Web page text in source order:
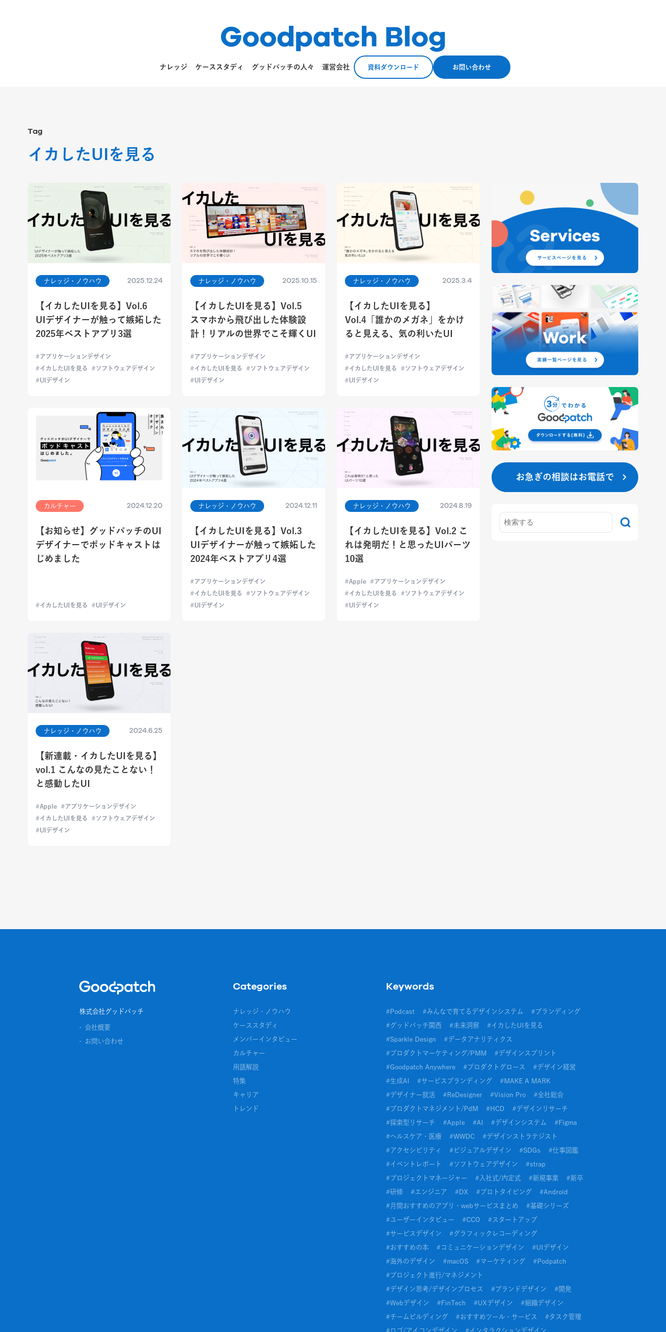
ナレッジ ケーススタディ グッドパッチの人々 運営会社 資料ダウンロード お問い合わせ
Tag
イカしたUIを見る
ナレッジ・ノウハウ 2025.12.24
【イカしたUIを見る】Vol.6
UIデザイナーが触って嫉妬した
2025年ベストアプリ3選
アプリケーションデザイン
イカしたUIを見る
ソフトウェアデザイン
UIデザイン
ナレッジ・ノウハウ 2025.10.15
【イカしたUIを見る】Vol.5
スマホから飛び出した体験設
計！リアルの世界でこそ輝くUI
アプリケーションデザイン
イカしたUIを見る
ソフトウェアデザイン
UIデザイン
ナレッジ・ノウハウ 2025.3.4
【イカしたUIを見る】
Vol.4「誰かのメガネ」をかけ
ると見える、気の利いたUI
アプリケーションデザイン
イカしたUIを見る
ソフトウェアデザイン
UIデザイン
カルチャー 2024.12.20
【お知らせ】グッドパッチのUI
デザイナーでポッドキャストは
じめました
イカしたUIを見る UIデザイン
ナレッジ・ノウハウ 2024.12.11
【イカしたUIを見る】Vol.3
UIデザイナーが触って嫉妬した
2024年ベストアプリ4選
アプリケーションデザイン
イカしたUIを見る
ソフトウェアデザイン
UIデザイン
ナレッジ・ノウハウ 2024.8.19
【イカしたUIを見る】Vol.2 こ
れは発明だ！と思ったUIパーツ
10選
Apple
アプリケーションデザイン
イカしたUIを見る
ソフトウェアデザイン
UIデザイン
ナレッジ・ノウハウ 2024.6.25
【新連載・イカしたUIを見る】
vol.1 こんなの見たことない！
と感動したUI
Apple
アプリケーションデザイン
イカしたUIを見る
ソフトウェアデザイン
UIデザイン
お急ぎの相談はお電話で
株式会社グッドパッチ
会社概要
お問い合わせ
Categories
ナレッジ・ノウハウ
ケーススタディ
メンバーインタビュー
カルチャー
用語解説
特集
キャリア
トレンド
Keywords
# Podcast #みんなで育てるデザインシステム # ブランディング
# グッドパッチ関西 #未来洞察 # イカしたUIを見る
#Sparkle Design #データアナリティクス
# プロダクトマーケティング/PMM #デザインスプリント
#Goodpatch Anywhere # プロダクトグロース #デザイン経営
#生成AI #サービスブランディング # MAKE A MARK
#デザイナー就活 # ReDesigner #Vision Pro #全社総会
# プロダクトマネジメント/PdM # HCD #デザインリサーチ
#探索型リサーチ #Apple #AI #デザインシステム # Figma
#ヘルスケア・医療 #WWDC #デザインストラテジスト
#アクセシビリティ # ビジュアルデザイン #SDGs #仕事図鑑
# イベントレポート # ソフトウェアデザイン #strap
# プロジェクトマネージャー # 入社式/内定式 #新規事業 #新卒
#研修 #エンジニア # DX # プロトタイピング #Android
# 月間おすすめのアプリ・webサービスまとめ #基礎シリーズ
#ユーザーインタビュー #CCO # スタートアップ
#サービスデザイン # グラフィックレコーディング
#おすすめの本 # コミュニケーションデザイン #UIデザイン
#海外のデザイン #macOS #マーケティング # Podpatch
# プロジェクト進行/マネジメント
#デザイン思考/デザインプロセス # ブランドデザイン # 開発
#Webデザイン # FinTech #UXデザイン #組織デザイン
#チームビルディング #おすすめツール・サービス # タスク管理
# ロゴ/アイコンデザイン # インタラクションデザイン